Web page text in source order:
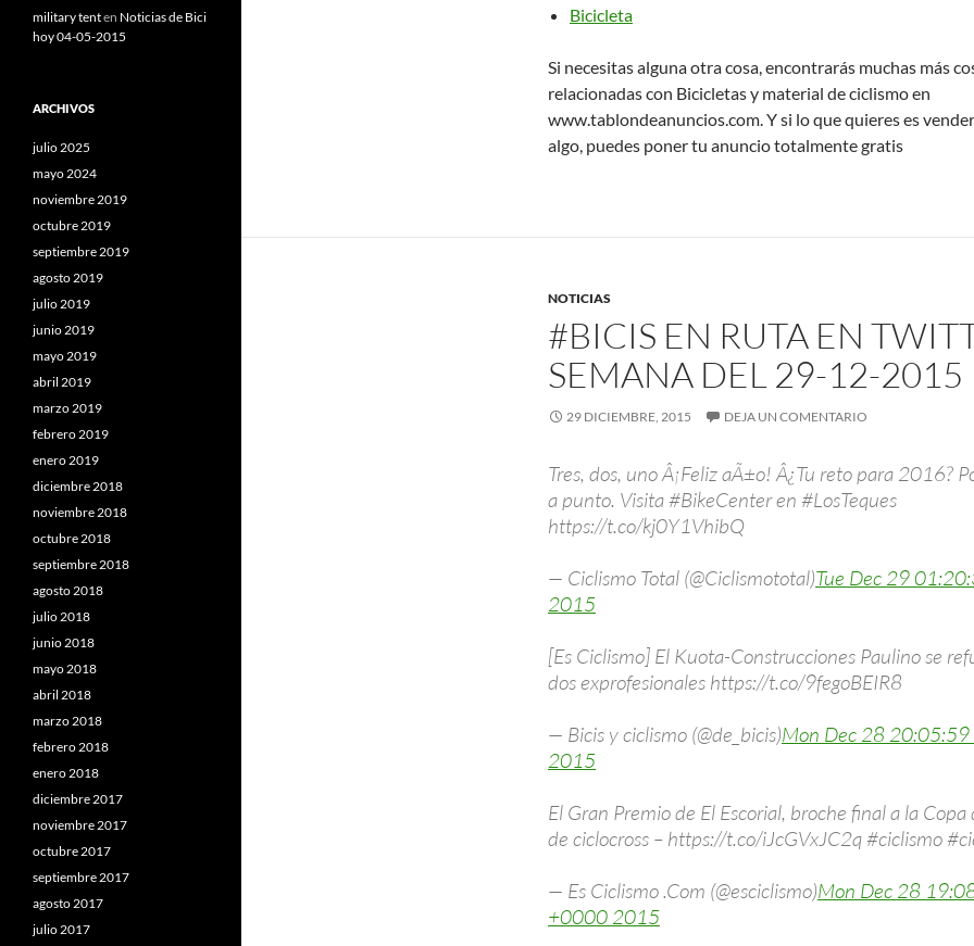
Bicicleta
Si necesitas alguna otra cosa, encontrarás muchas más
relacionadas con Bicicletas y material de ciclismo en
www.tablondeanuncios.com. Y si lo que quieres es
algo, puedes poner tu anuncio totalmente gratis
NOTICIAS
#BICIS EN RUTA EN
SEMANA DEL 29-12-2015
29 DICIEMBRE, 2015 DEJA UN COMENTARIO
Tres, dos, uno Â¡Feliz aÃ±o! Â¿Tu reto para 2016?
a punto. Visita #BikeCenter en #LosTeques
https://t.co/kj0Y1VhibQ
— Ciclismo Total (@Ciclismototal)Tue Dec 29
2015
[Es Ciclismo] El Kuota-Construcciones Paulino se
dos exprofesionales https://t.co/9fegoBEIR8
— Bicis y ciclismo (@de_bicis)Mon Dec 28
2015
El Gran Premio de El Escorial, broche final a la
de ciclocross – https://t.co/iJcGVxJC2q #ciclismo
— Es Ciclismo .Com (@esciclismo)Mon Dec 28
+0000 2015
military tenten Noticias de Bici
hoy 04-05-2015
ARCHIVOS
julio 2025
mayo 2024
noviembre 2019
octubre 2019
septiembre 2019
agosto 2019
julio 2019
junio 2019
mayo 2019
abril 2019
marzo 2019
febrero 2019
enero 2019
diciembre 2018
noviembre 2018
octubre 2018
septiembre 2018
agosto 2018
julio 2018
junio 2018
mayo 2018
abril 2018
marzo 2018
febrero 2018
enero 2018
diciembre 2017
noviembre 2017
octubre 2017
septiembre 2017
agosto 2017
julio 2017